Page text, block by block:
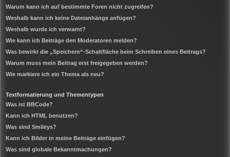
Warum kann ich auf bestimmte Foren nicht zugreifen?
Weshalb kann ich keine Dateianhänge anfügen?
Weshalb wurde ich verwarnt?
Wie kann ich Beiträge den Moderatoren melden?
Was bewirkt die „Speichern“-Schaltfläche beim Schreiben eines Beitrags?
Warum muss mein Beitrag erst freigegeben werden?
Wie markiere ich ein Thema als neu?
Textformatierung und Thementypen
Was ist BBCode?
Kann ich HTML benutzen?
Was sind Smileys?
Kann ich Bilder in meine Beiträge einfügen?
Was sind globale Bekanntmachungen?